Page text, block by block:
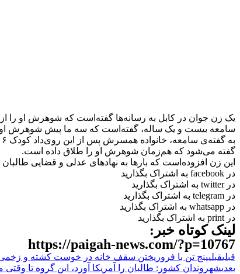
یک زن جوان در کابل به رسانه‌ها گفته‌است که شوهرش او را
سامعه بیست و یک ساله، گفته‌است که سه ما پیش شوهرش او
به گفته‌ی سامعه، خانواده همسرش پس از این روی‌داد کودک ۶ ماهه‌ او را گرفته‌اند و سپس در عوض هزینه درمان وی که میلیون و هفت‌صد هزار افغانی شده بود کودک‌اش را دادند.
گفته می‌شود که هم‌زمان شوهرش او را طلاق داده است.
این زن افزوده‌است که بارها به نهادهای عدلی و قضایی
در facebook به اشتراک بگذارید
در twitter به اشتراک بگذارید
در telegram به اشتراک بگذارید
در whatsapp به اشتراک بگذارید
در print به اشتراک بگذارید
لینک کوتاه خبر:
https://paigah-news.com/?p=10767
قبلیقبلیپنج تن با فروریختن سقف خانه در خوست کشته و
بعدیشهروندان کشور: طالبان را آمریکا آورد، این گروه تا